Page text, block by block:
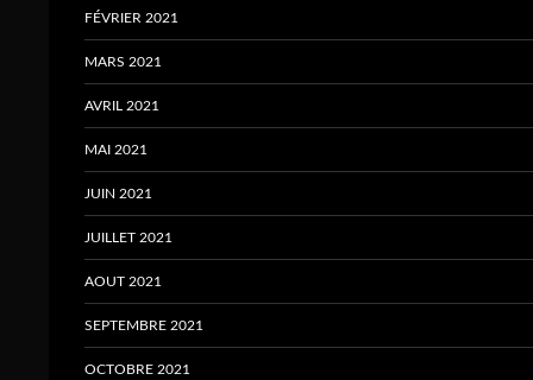
FÉVRIER 2021
MARS 2021
AVRIL 2021
MAI 2021
JUIN 2021
JUILLET 2021
AOUT 2021
SEPTEMBRE 2021
OCTOBRE 2021